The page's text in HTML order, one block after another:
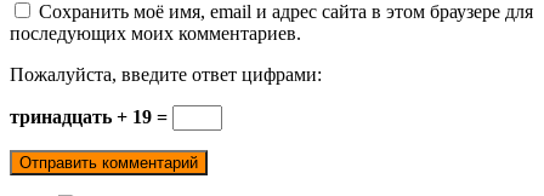
Сохранить моё имя, email и адрес сайта в этом браузере для
последующих моих комментариев.
Пожалуйста, введите ответ цифрами:
тринадцать + 19 =